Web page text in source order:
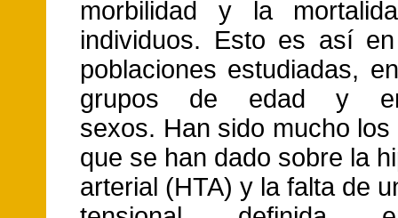
morbilidad y la
individuos. Esto es así
poblaciones estudiadas,
grupos de edad y
sexos. Han sido mucho
que se han dado sobre la
arterial (HTA) y la falta de